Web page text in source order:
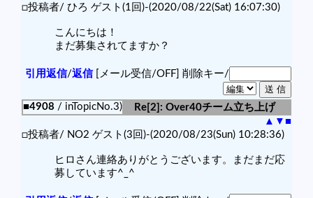
□投稿者/ ひろ ゲスト(1回)-(2020/08/22(Sat) 16:07:30)
こんにちは！
まだ募集されてますか？
引用返信/返信[メール受信/OFF] 削除キー/
■4908 / inTopicNo.3)
Re[2]: Over40チーム立ち上げ
▲ ▼ ■
□投稿者/ NO2 ゲスト(3回)-(2020/08/23(Sun) 10:28:36)
ヒロさん連絡ありがとうございます。まだまだ応
募しています^_^